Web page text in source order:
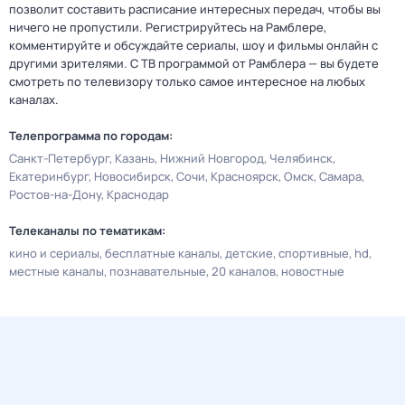
позволит составить расписание интересных передач, чтобы вы
ничего не пропустили. Регистрируйтесь на Рамблере,
комментируйте и обсуждайте сериалы, шоу и фильмы онлайн с
другими зрителями. С ТВ программой от Рамблера — вы будете
смотреть по телевизору только самое интересное на любых
каналах.
Телепрограмма по городам:
Санкт-Петербург Казань Нижний Новгород Челябинск
Екатеринбург Новосибирск Сочи Красноярск Омск Самара
Ростов-на-Дону Краснодар
Телеканалы по тематикам:
кино и сериалы бесплатные каналы детские спортивные hd
местные каналы познавательные 20 каналов новостные